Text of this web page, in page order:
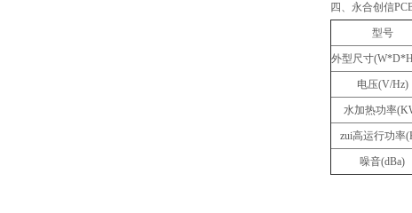
四、永合创信
型号
外型尺寸
电压(V/Hz)
水加热功率
zui高运行功率
噪音(dBa)